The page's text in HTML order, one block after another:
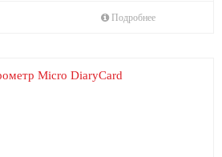
Подробнее